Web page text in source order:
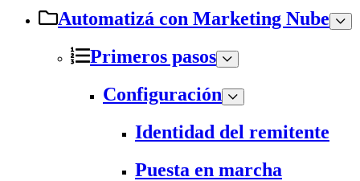
Automatizá con Marketing Nube
Primeros pasos
Configuración
Identidad del remitente
Puesta en marcha